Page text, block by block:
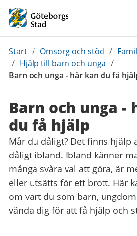
Du
är
här:
Start / Omsorg och stöd /
/ Hjälp till barn och unga /
Barn och unga - här kan du få
Barn och unga -
du få hjälp
Mår du dåligt? Det finns hjälp
dåligt ibland. Ibland känner
många svåra val att göra, är
eller utsätts för ett brott. Här
om vart du som barn,
vända dig för att få hjälp och